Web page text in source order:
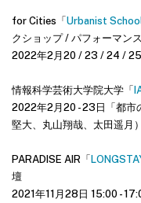
for Cities「Urbanist
クショップ / パフォーマンス
2022年2月20 / 23 / 24 / 25
情報科学芸術大学院大学「
2022年2月20 - 23日「都市
堅大、丸山翔哉、太田遥月）
PARADISE AIR「
壇
2021年11月28日 15:00 -